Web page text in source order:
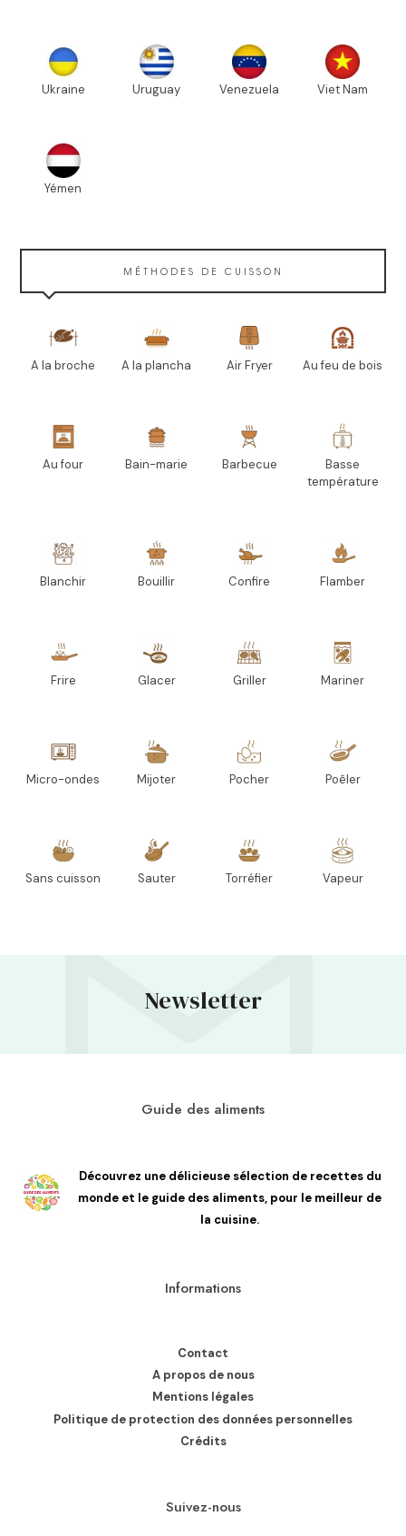
Ukraine Uruguay Venezuela Viet Nam
Yémen
MÉTHODES DE CUISSON
A la broche A la plancha Air Fryer Au feu de bois
Au four Bain-marie Barbecue
Basse
température
Blanchir Bouillir Confire Flamber
Frire Glacer Griller Mariner
Micro-ondes Mijoter Pocher Poêler
Sans cuisson Sauter Torréfier Vapeur
Newsletter
Guide des aliments
Découvrez une délicieuse sélection de recettes du
monde et le guide des aliments, pour le meilleur de
la cuisine.
Informations
Contact
A propos de nous
Mentions légales
Politique de protection des données personnelles
Crédits
Suivez-nous